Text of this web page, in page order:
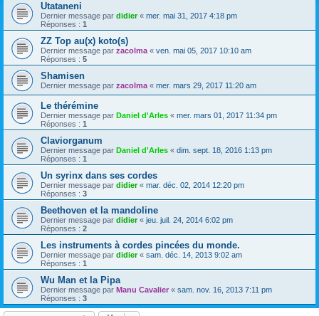
Utataneni
Dernier message par didier« mer. mai 31, 2017 4:18 pm
Réponses : 1
ZZ Top au(x) koto(s)
Dernier message par zacolma « ven. mai 05, 2017 10:10 am
Réponses : 5
Shamisen
Dernier message par zacolma « mer. mars 29, 2017 11:20 am
Le thérémine
Dernier message par Daniel d'Arles « mer. mars 01, 2017 11:34 pm
Réponses : 1
Claviorganum
Dernier message par Daniel d'Arles « dim. sept. 18, 2016 1:13 pm
Réponses : 1
Un syrinx dans ses cordes
Dernier message par didier« mar. déc. 02, 2014 12:20 pm
Réponses : 3
Beethoven et la mandoline
Dernier message par didier« jeu. juil. 24, 2014 6:02 pm
Réponses : 2
Les instruments à cordes pincées du monde.
Dernier message par didier« sam. déc. 14, 2013 9:02 am
Réponses : 1
Wu Man et la Pipa
Dernier message par Manu Cavalier « sam. nov. 16, 2013 7:11 pm
Réponses : 3